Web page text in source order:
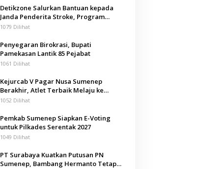
Detikzone Salurkan Bantuan kepada
Janda Penderita Stroke, Program
Berbagi Masuki Hari ke-61
1079 Dilihat
Penyegaran Birokrasi, Bupati
Pamekasan Lantik 85 Pejabat
1061 Dilihat
Kejurcab V Pagar Nusa Sumenep
Berakhir, Atlet Terbaik Melaju ke
Kejurwil Jatim
1052 Dilihat
Pemkab Sumenep Siapkan E-Voting
untuk Pilkades Serentak 2027
1049 Dilihat
PT Surabaya Kuatkan Putusan PN
Sumenep, Bambang Hermanto Tetap